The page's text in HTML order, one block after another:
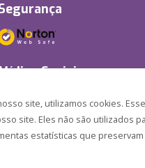
site, utilizamos cookies.
site. Eles não são utilizados
estatísticas que
Sociais